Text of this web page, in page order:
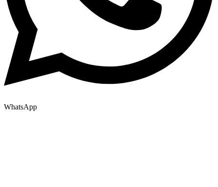
WhatsApp